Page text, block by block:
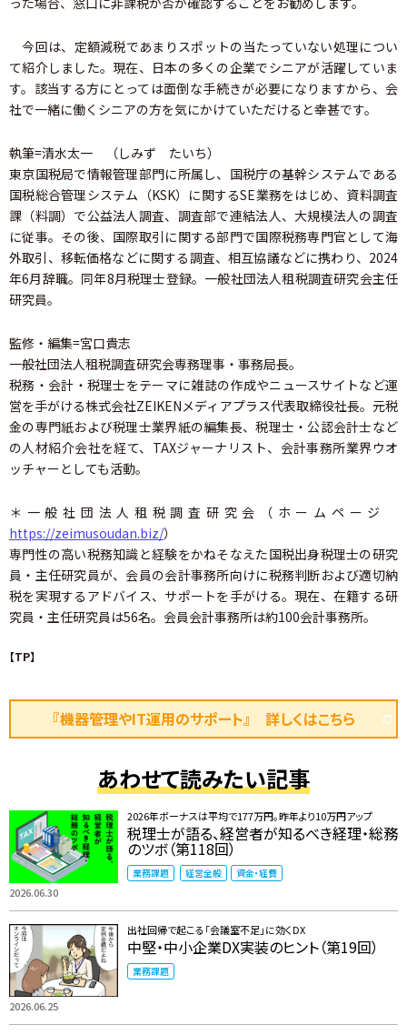
今回は、定額減税であまりスポットの当たっていない処理につい
て紹介しました。現在、日本の多くの企業でシニアが活躍していま
す。該当する方にとっては面倒な手続きが必要になりますから、会
社で一緒に働くシニアの方を気にかけていただけると幸甚です。
執筆=清水太一 （しみず たいち）
東京国税局で情報管理部門に所属し、国税庁の基幹システムである
国税総合管理システム（KSK）に関するSE業務をはじめ、資料調査
課（料調）で公益法人調査、調査部で連結法人、大規模法人の調査
に従事。その後、国際取引に関する部門で国際税務専門官として海
外取引、移転価格などに関する調査、相互協議などに携わり、2024
年6月辞職。同年8月税理士登録。一般社団法人租税調査研究会主任
研究員。
監修・編集=宮口貴志
一般社団法人租税調査研究会専務理事・事務局長。
税務・会計・税理士をテーマに雑誌の作成やニュースサイトなど運
営を手がける株式会社ZEIKENメディアプラス代表取締役社長。元税
金の専門紙および税理士業界紙の編集長、税理士・公認会計士など
の人材紹介会社を経て、TAXジャーナリスト、会計事務所業界ウオ
ッチャーとしても活動。
＊一般社団法人租税調査研究会（ホームページ
https://zeimusoudan.biz/）
専門性の高い税務知識と経験をかねそなえた国税出身税理士の研究
員・主任研究員が、会員の会計事務所向けに税務判断および適切納
税を実現するアドバイス、サポートを手がける。現在、在籍する研
究員・主任研究員は56名。会員会計事務所は約100会計事務所。
【TP】
『機器管理やIT運用のサポート』 詳しくはこちら
あわせて読みたい記事
2026.06.30
2026年ボーナスは平均で177万円。昨年より10万円アップ
税理士が語る、経営者が知るべき経理・総務
のツボ（第118回）
業務課題 経営全般 資金・経費
2026.06.25
出社回帰で起こる「会議室不足」に効くDX
中堅・中小企業DX実装のヒント（第19回）
業務課題